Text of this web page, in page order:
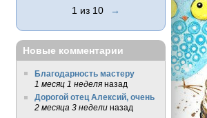
1 из 10 →
Новые комментарии
Благодарность мастеру
1 месяц 1 неделяназад
Дорогой отец Алексий, очень
2 месяца 3 неделиназад